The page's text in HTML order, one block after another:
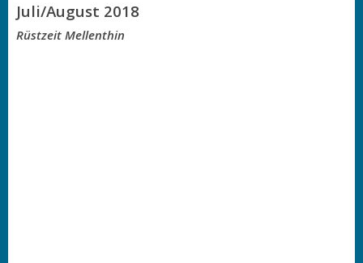
Juli/August 2018
Rüstzeit Mellenthin